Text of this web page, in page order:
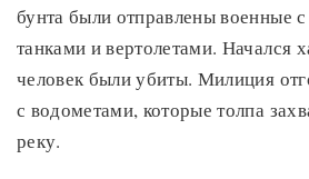
бунта были отправлены военные
танками и вертолетами. Начался
человек были убиты. Милиция
с водометами, которые толпа
реку.